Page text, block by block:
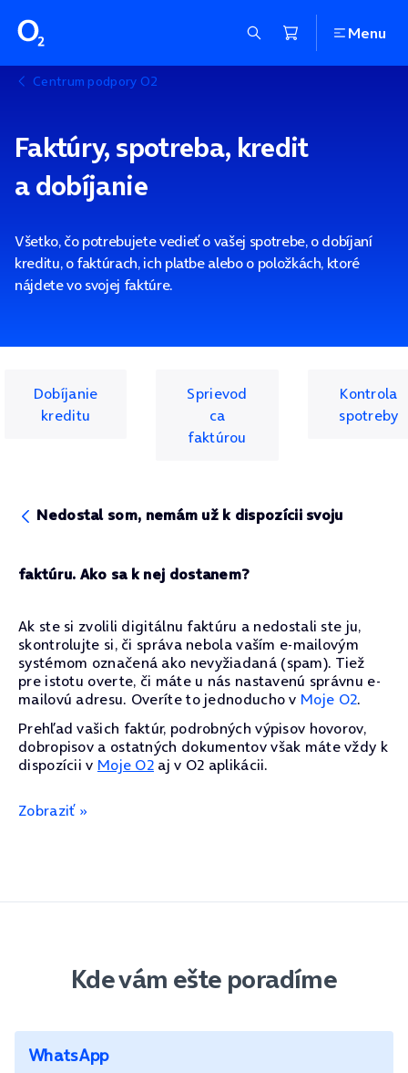
Menu
Centrum podpory O2
Faktúry, spotreba, kredit
a dobíjanie
Všetko, čo potrebujete vedieť o vašej spotrebe, o dobíjaní
kreditu, o faktúrach, ich platbe alebo o položkách, ktoré
nájdete vo svojej faktúre.
Dobíjanie
kreditu
Sprievod
ca
faktúrou
Kontrola
spotreby
Nedostal som, nemám už k dispozícii svoju
faktúru. Ako sa k nej dostanem?
Ak ste si zvolili digitálnu faktúru a nedostali ste ju,
skontrolujte si, či správa nebola vaším e-mailovým
systémom označená ako nevyžiadaná (spam). Tiež
pre istotu overte, či máte u nás nastavenú správnu e-
mailovú adresu. Overíte to jednoducho v Moje O2.
Prehľad vašich faktúr, podrobných výpisov hovorov,
dobropisov a ostatných dokumentov však máte vždy k
dispozícii v Moje O2 aj v O2 aplikácii.
Zobraziť »
Kde vám ešte poradíme
WhatsApp